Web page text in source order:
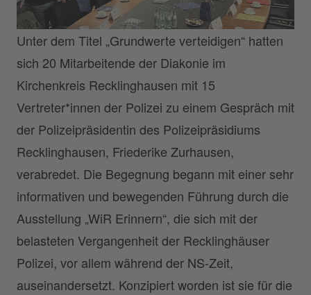
Unter dem Titel „Grundwerte verteidigen“ hatten
sich 20 Mitarbeitende der Diakonie im
Kirchenkreis Recklinghausen mit 15
Vertreter*innen der Polizei zu einem Gespräch mit
der Polizeipräsidentin des Polizeipräsidiums
Recklinghausen, Friederike Zurhausen,
verabredet. Die Begegnung begann mit einer sehr
informativen und bewegenden Führung durch die
Ausstellung „WiR Erinnern“, die sich mit der
belasteten Vergangenheit der Recklinghäuser
Polizei, vor allem während der NS-Zeit,
auseinandersetzt. Konzipiert worden ist sie für die